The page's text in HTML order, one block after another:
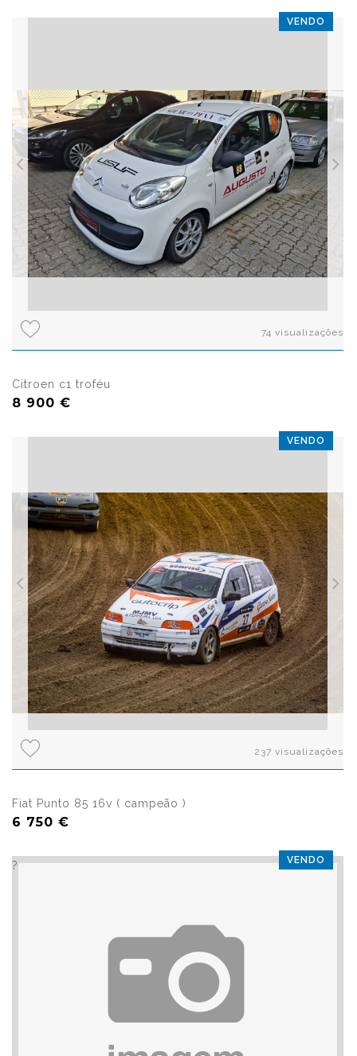
VENDO
74 visualizações
Citroen c1 troféu
8 900 €
VENDO
237 visualizações
Fiat Punto 85 16v ( campeão )
6 750 €
VENDO
?>